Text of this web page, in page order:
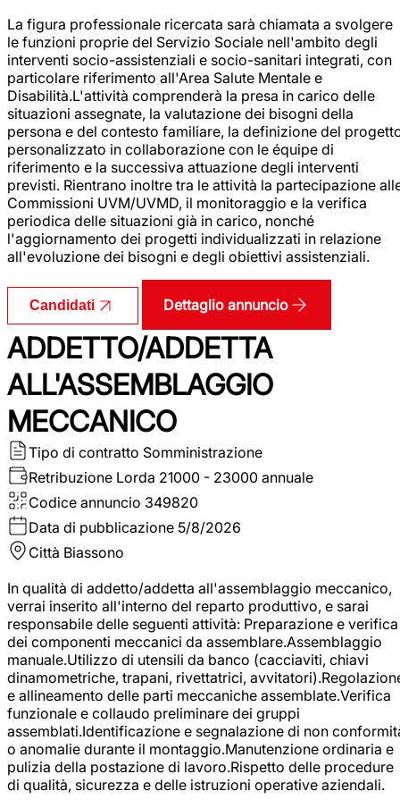
La figura professionale ricercata sarà chiamata a svolgere
le funzioni proprie del Servizio Sociale nell'ambito degli
interventi socio-assistenziali e socio-sanitari integrati, con
particolare riferimento all'Area Salute Mentale e
Disabilità.L'attività comprenderà la presa in carico delle
situazioni assegnate, la valutazione dei bisogni della
persona e del contesto familiare, la definizione del
personalizzato in collaborazione con le équipe di
riferimento e la successiva attuazione degli interventi
previsti. Rientrano inoltre tra le attività la partecipazione
Commissioni UVM/UVMD, il monitoraggio e la verifica
periodica delle situazioni già in carico, nonché
l'aggiornamento dei progetti individualizzati in relazione
all'evoluzione dei bisogni e degli obiettivi assistenziali.
Candidati Dettaglio annuncio
ADDETTO/ADDETTA
ALL'ASSEMBLAGGIO
MECCANICO
Tipo di contratto Somministrazione
Retribuzione Lorda 21000 - 23000 annuale
Codice annuncio 349820
Data di pubblicazione 5/8/2026
Città Biassono
In qualità di addetto/addetta all'assemblaggio meccanico,
verrai inserito all'interno del reparto produttivo, e sarai
responsabile delle seguenti attività: Preparazione e verifica
dei componenti meccanici da assemblare.Assemblaggio
manuale.Utilizzo di utensili da banco (cacciaviti, chiavi
dinamometriche, trapani, rivettatrici,
e allineamento delle parti meccaniche assemblate.Verifica
funzionale e collaudo preliminare dei gruppi
assemblati.Identificazione e segnalazione di non
o anomalie durante il montaggio.Manutenzione ordinaria e
pulizia della postazione di lavoro.Rispetto delle procedure
di qualità, sicurezza e delle istruzioni operative aziendali.